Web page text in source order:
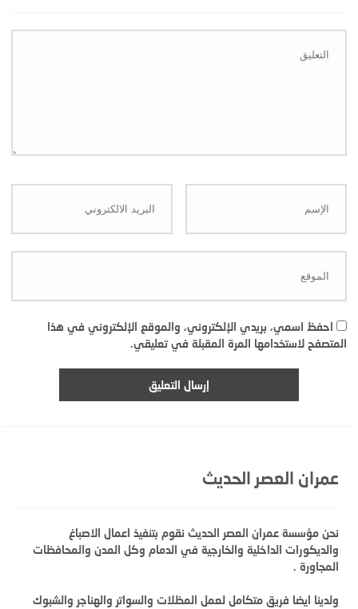
احفظ اسمي، بريدي الإلكتروني، والموقع الإلكتروني في هذا
المتصفح لاستخدامها المرة المقبلة في تعليقي.
عمران العصر الحديث
نحن مؤسسة عمران العصر الحديث نقوم بتنفيذ اعمال الاصباغ
والديكورات الداخلية والخارجية في الدمام وكل المدن والمحافظات
المجاورة .
ولدينا ايضا فريق متكامل لعمل المظلات والسواتر والهناجر والشبوك